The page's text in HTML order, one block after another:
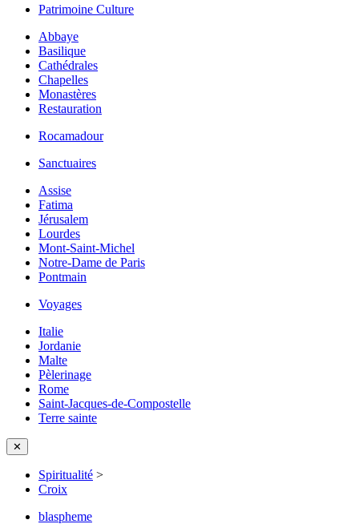
Patrimoine Culture
Abbaye
Basilique
Cathédrales
Chapelles
Monastères
Restauration
Rocamadour
Sanctuaires
Assise
Fatima
Jérusalem
Lourdes
Mont-Saint-Michel
Notre-Dame de Paris
Pontmain
Voyages
Italie
Jordanie
Malte
Pèlerinage
Rome
Saint-Jacques-de-Compostelle
Terre sainte
✕
Spiritualité >
Croix
blaspheme